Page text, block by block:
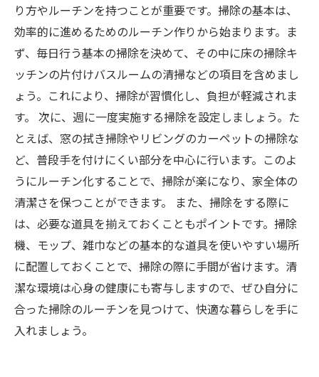
り方やルーチンを持つことが重要です。掃除の基本は、
効率的に進めるためのルーチン作りから始まります。ま
ず、毎日行う基本の掃除を決めて、その中に床の掃除キ
ッチンの片付けバスルームの清掃などの項目を含めまし
ょう。これにより、掃除が習慣化し、負担が軽減されま
す。 次に、週に一度実施する掃除を設定しましょう。た
とえば、窓の拭き掃除やリビングのカーペットの掃除な
ど、普段手を付けにくい部分を中心に行います。このよ
うにルーチン化することで、掃除が楽になり、家全体の
清潔さを保つことができます。 また、掃除をする際に
は、必要な道具を揃えておくこともポイントです。掃除
機、モップ、雑巾などの基本的な道具を使いやすい場所
に配置しておくことで、掃除の際に手間が省けます。清
潔な環境は心身の健康にも寄与しますので、ぜひ自分に
合った掃除のルーチンを見つけて、快適な暮らしを手に
入れましょう。